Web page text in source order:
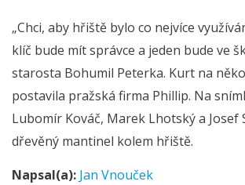
„Chci, aby hřiště bylo co nejvíce
klíč bude mít správce a jeden bude ve
starosta Bohumil Peterka. Kurt na
postavila pražská firma Phillip. Na
Lubomír Kováč, Marek Lhotský a
dřevěný mantinel kolem hřiště.
Napsal(a): Jan Vnouček